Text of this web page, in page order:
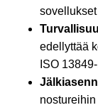
sovellukset
edellyttää
ISO